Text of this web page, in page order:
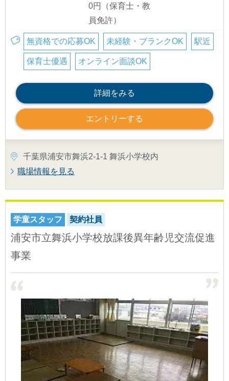
0円（保育士・教
員免許）
無資格での応募OK 未経験・ブランクOK 駅近
保育士優遇 オンライン面談OK
詳細をみる
エントリーする
千葉県浦安市舞浜2-1-1 舞浜小学校内
職場情報を見る
学童スタッフ 契約社員
浦安市立舞浜小学校放課後異年齢児交流促進
事業